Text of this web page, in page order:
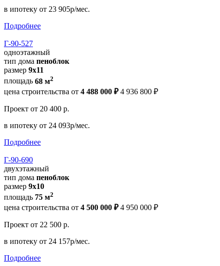
в ипотеку от 23 905р/мес.
Подробнее
Г-90-527
одноэтажный
тип дома пеноблок
размер 9х11
площадь 68 м2
цена строительства от 4 488 000 ₽ 4 936 800 ₽
Проект от 20 400 р.
в ипотеку от 24 093р/мес.
Подробнее
Г-90-690
двухэтажный
тип дома пеноблок
размер 9x10
площадь 75 м2
цена строительства от 4 500 000 ₽ 4 950 000 ₽
Проект от 22 500 р.
в ипотеку от 24 157р/мес.
Подробнее